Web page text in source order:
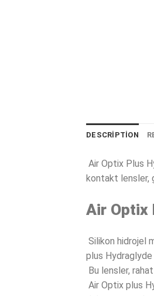
DESCRIPTION
Air Optix Plus
kontakt lensler,
Air Optix
Silikon hidrojel
plus
Bu lensler,
Air Optix plus